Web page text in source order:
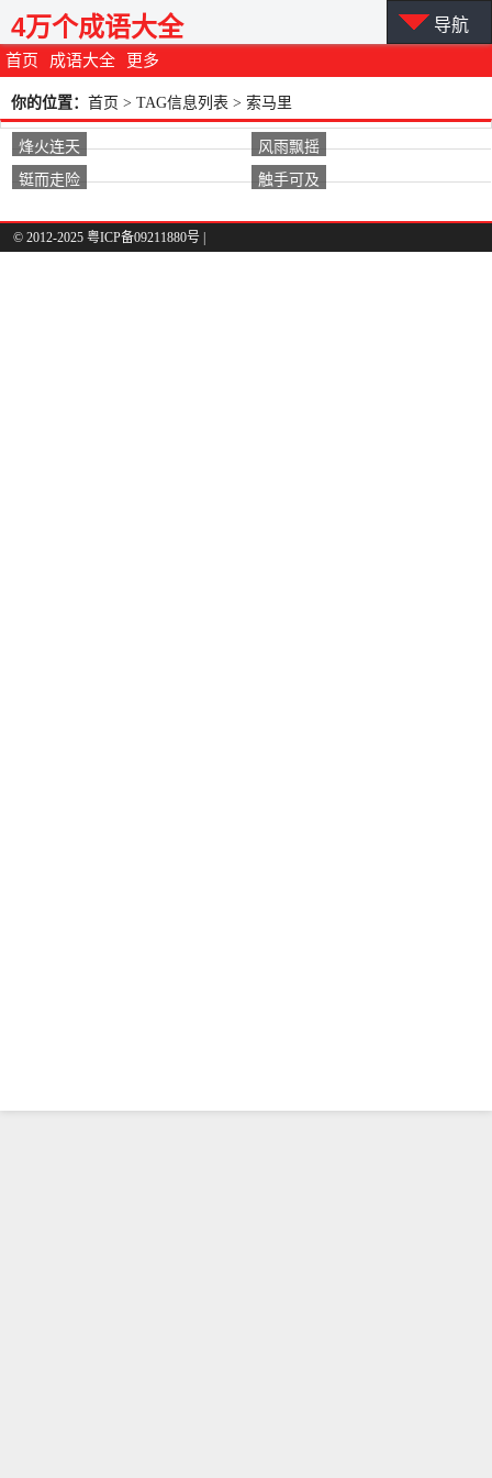
首页 成语大全 更多
4万个成语大全 导航
你的位置： 首页 > TAG信息列表 > 索马里
烽火连天
风雨飘摇
铤而走险
触手可及
© 2012-2025 粤ICP备09211880号 |